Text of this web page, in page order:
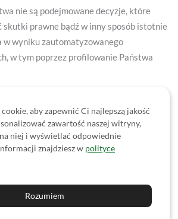
nie są podejmowane decyzje, które
skutki prawne bądź w inny sposób istotnie
w wyniku zautomatyzowanego
w tym poprzez profilowanie Państwa
przetwarzania danych, będzie
wyłącznie po uzyskaniu Państwa zgody.
wskazują, że w ramach narzędzi,
wyłącznie w zakresie wyrażonej
aby zapewnić Ci najlepszą jakość
zawartość naszej witryny,
niej i wyświetlać odpowiednie
znajdziesz w polityce
Rozumiem